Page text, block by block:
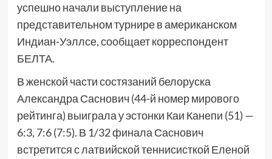
успешно начали выступление на
представительном турнире в американском
Индиан-Уэллсе, сообщает корреспондент
БЕЛТА.
В женской части состязаний белоруска
Александра Саснович (44-й номер мирового
рейтинга) выиграла у эстонки Каи Канепи (51) —
6:3, 7:6 (7:5). В 1/32 финала Саснович
встретится с латвийской теннисисткой Еленой